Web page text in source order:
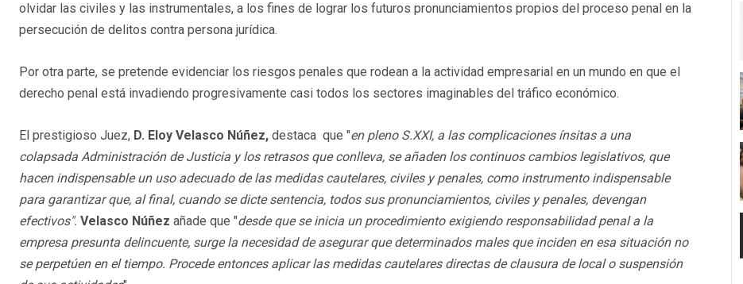
olvidar las civiles y las instrumentales, a los fines de lograr los futuros pronunciamientos propios del proceso penal en la
persecución de delitos contra persona jurídica.
Por otra parte, se pretende evidenciar los riesgos penales que rodean a la actividad empresarial en un mundo en que el
derecho penal está invadiendo progresivamente casi todos los sectores imaginables del tráfico económico.
El prestigioso Juez, D. Eloy Velasco Núñez, destaca que "en pleno S.XXI, a las complicaciones ínsitas a una
colapsada Administración de Justicia y los retrasos que conlleva, se añaden los continuos cambios legislativos, que
hacen indispensable un uso adecuado de las medidas cautelares, civiles y penales, como instrumento indispensable
para garantizar que, al final, cuando se dicte sentencia, todos sus pronunciamientos, civiles y penales, devengan
efectivos". Velasco Núñez añade que "desde que se inicia un procedimiento exigiendo responsabilidad penal a la
empresa presunta delincuente, surge la necesidad de asegurar que determinados males que inciden en esa situación no
se perpetúen en el tiempo. Procede entonces aplicar las medidas cautelares directas de clausura de local o suspensión